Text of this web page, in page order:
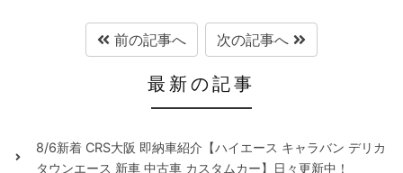
前の記事へ 次の記事へ
最新の記事
8/6新着 CRS大阪 即納車紹介【ハイエース キャラバン デリカ
タウンエース 新車 中古車 カスタムカー】日々更新中！